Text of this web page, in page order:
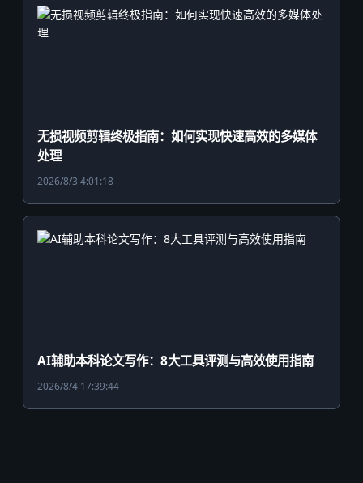
无损视频剪辑终极指南：如何实现快速高效的多媒体
处理
2026/8/3 4:01:18
AI辅助本科论文写作：8大工具评测与高效使用指南
2026/8/4 17:39:44